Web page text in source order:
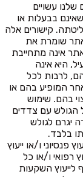
שלנו עשויים
בבעלות או
קישורים אלה
שומרת את
אינה מתחייבת
היא אינה
לרבות לכל
המופיע בהם או
בהם. שימוש
הגולש עם צדדים
יגרם לגולש
בלבד.
פנסיוני ו/או ייעוץ
רפואי ו/או כל
לייעוץ השקעות